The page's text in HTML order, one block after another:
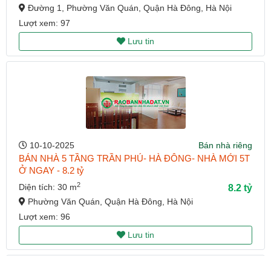
Đường 1, Phường Văn Quán, Quận Hà Đông, Hà Nội
Lượt xem: 97
Lưu tin
10-10-2025 Bán nhà riêng
BÁN NHÀ 5 TẦNG TRẦN PHÚ- HÀ ĐÔNG- NHÀ MỚI 5T
Ở NGAY - 8.2 tỷ
Diện tích: 30 m2 8.2 tỷ
Phường Văn Quán, Quận Hà Đông, Hà Nội
Lượt xem: 96
Lưu tin